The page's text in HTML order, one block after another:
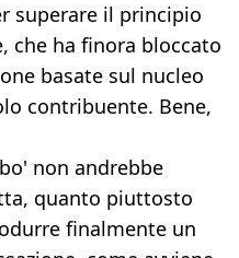
superare il principio
che ha finora bloccato
basate sul nucleo
contribuente. Bene,
non andrebbe
quanto piuttosto
finalmente un